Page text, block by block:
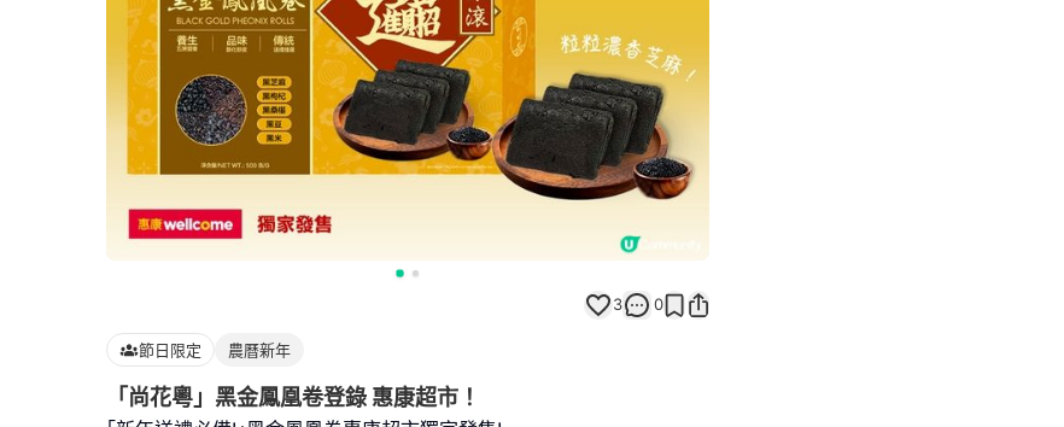
3 0
節日限定 農曆新年
「尚花粵」黑金鳳凰卷登錄 惠康超市！